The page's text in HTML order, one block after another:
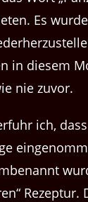
Es
in diesem
nie zuvor.
ich,